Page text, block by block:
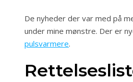
De nyheder der var med på
under mine mønstre. Der er
pulsvarmere.